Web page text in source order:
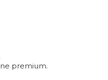
premium.